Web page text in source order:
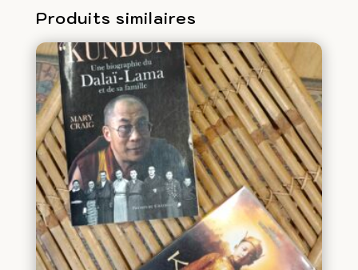
(livres+DVD+CD)
Produits similaires